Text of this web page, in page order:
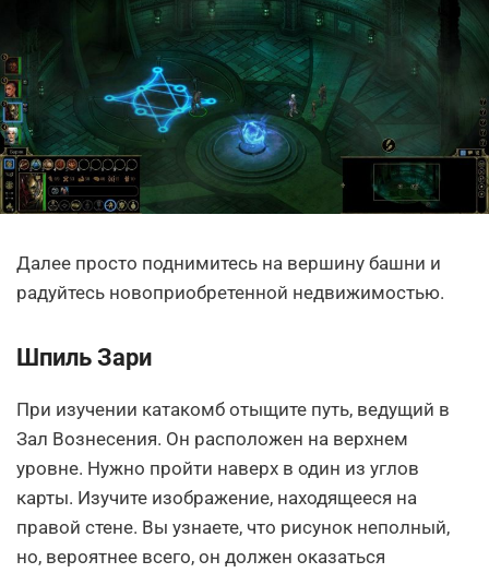
Далее просто поднимитесь на вершину башни и
радуйтесь новоприобретенной недвижимостью.
Шпиль Зари
При изучении катакомб отыщите путь, ведущий в
Зал Вознесения. Он расположен на верхнем
уровне. Нужно пройти наверх в один из углов
карты. Изучите изображение, находящееся на
правой стене. Вы узнаете, что рисунок неполный,
но, вероятнее всего, он должен оказаться